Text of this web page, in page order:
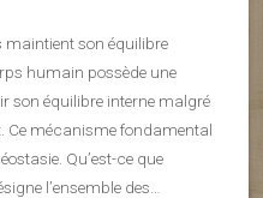
maintient son équilibre
humain possède une
son équilibre interne malgré
Ce mécanisme fondamental
Qu’est-ce que
l’ensemble des…